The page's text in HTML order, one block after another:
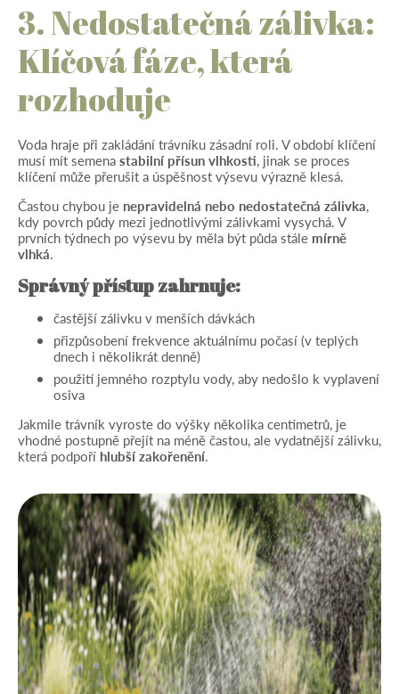
3. Nedostatečná zálivka:
Klíčová fáze, která
rozhoduje
Voda hraje při zakládání trávníku zásadní roli. V období klíčení
musí mít semenastabilní přísun vlhkosti, jinak se proces
klíčení může přerušit a úspěšnost výsevu výrazně klesá.
Častou chybou je nepravidelná nebo nedostatečná zálivka,
kdy povrch půdy mezi jednotlivými zálivkami vysychá. V
prvních týdnech po výsevu by měla být půda stále mírně
vlhká.
Správný přístup zahrnuje:
častější zálivku v menších dávkách
přizpůsobení frekvence aktuálnímu počasí (v teplých
dnech i několikrát denně)
použití jemného rozptylu vody, aby nedošlo k vyplavení
osiva
Jakmile trávník vyroste do výšky několika centimetrů, je
vhodné postupně přejít na méně častou, ale vydatnější zálivku,
která podpoří hlubší zakořenění.